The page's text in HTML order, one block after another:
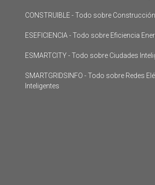
CONSTRUIBLE - Todo sobre
ESEFICIENCIA - Todo sobre Eficiencia
ESMARTCITY - Todo sobre Ciudades
SMARTGRIDSINFO - Todo sobre Redes
Inteligentes